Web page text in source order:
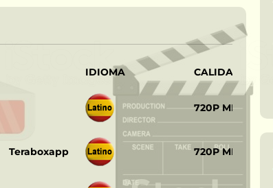
IDIOMA CALIDAD
‎ ‎ ‎720P MP4
Teraboxapp ‎ ‎ ‎720P MP4